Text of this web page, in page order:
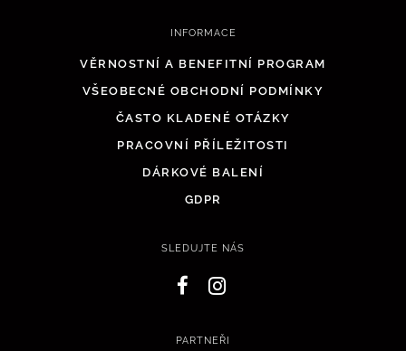
INFORMACE
VĚRNOSTNÍ A BENEFITNÍ PROGRAM
VŠEOBECNÉ OBCHODNÍ PODMÍNKY
ČASTO KLADENÉ OTÁZKY
PRACOVNÍ PŘÍLEŽITOSTI
DÁRKOVÉ BALENÍ
GDPR
SLEDUJTE NÁS
PARTNEŘI